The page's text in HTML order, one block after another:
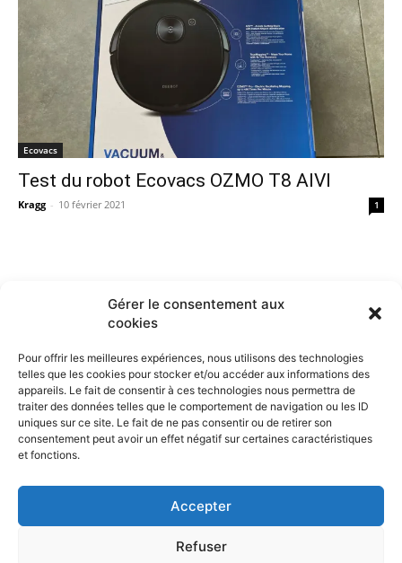
Gérer le consentement aux
cookies
Pour offrir les meilleures expériences, nous utilisons des technologies
telles que les cookies pour stocker et/ou accéder aux informations des
appareils. Le fait de consentir à ces technologies nous permettra de
traiter des données telles que le comportement de navigation ou les ID
uniques sur ce site. Le fait de ne pas consentir ou de retirer son
consentement peut avoir un effet négatif sur certaines caractéristiques
et fonctions.
Accepter
Refuser
Ecovacs
Test du robot Ecovacs OZMO T8 AIVI
Kragg - 10 février 2021 1